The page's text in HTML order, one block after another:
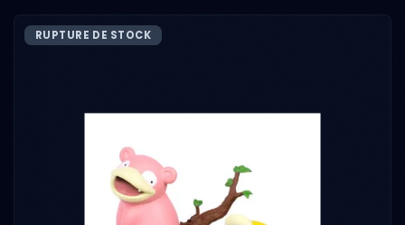
RUPTURE DE STOCK